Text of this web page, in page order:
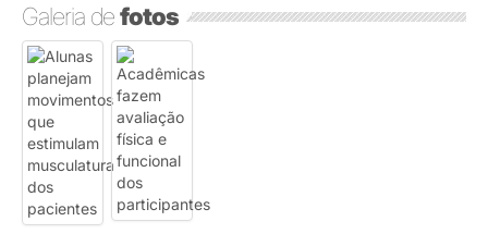
Galeria defotos